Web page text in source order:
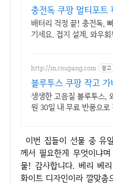
충전독 쿠팡 멀티포트
배터리 걱정 끝! 충전독,
기세요. 접지 설계, 와우
http://m.coupang.com 광고
블루투스 쿠팡 작고 가
휴대성 편리함
생생한 고음질 블루투스,
원 30일 내 무료 반품으로
이번 집들이 선물 중 유일한 IT 상품! 한량지아이님
께서 필요한게 무엇이냐
물! 감사합니다. 베리 베
화이트 디자인이라 깔맞춤